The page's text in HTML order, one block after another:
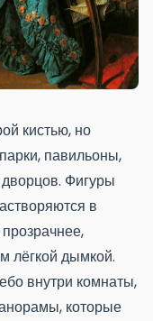
кистью, но
павильоны,
Фигуры
в
лёгкой дымкой.
внутри комнаты,
которые